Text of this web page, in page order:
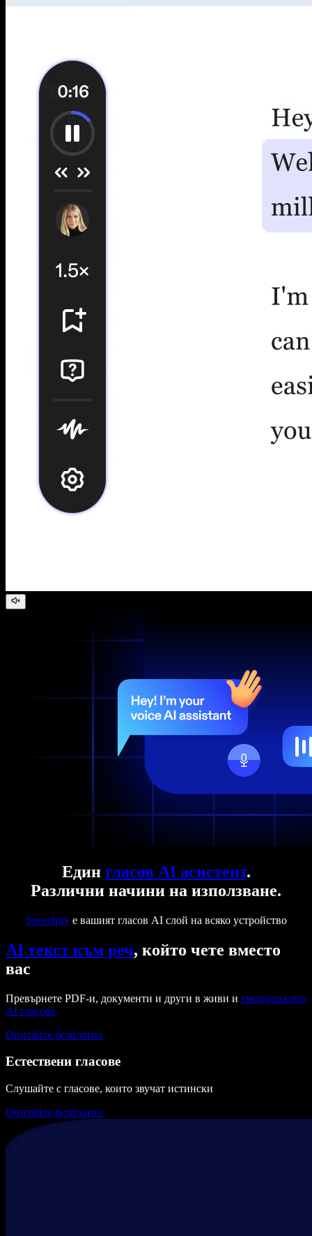
Един гласов AI асистент.
Различни начини на използване.
Speechifyе вашият гласов AI слой на всяко устройство
AI текст към реч, който чете вместо
вас
Превърнете PDF-и, документи и други в живи и емоционални
AI гласове
Опитайте безплатно
Естествени гласове
Слушайте с гласове, които звучат истински
Опитайте безплатно